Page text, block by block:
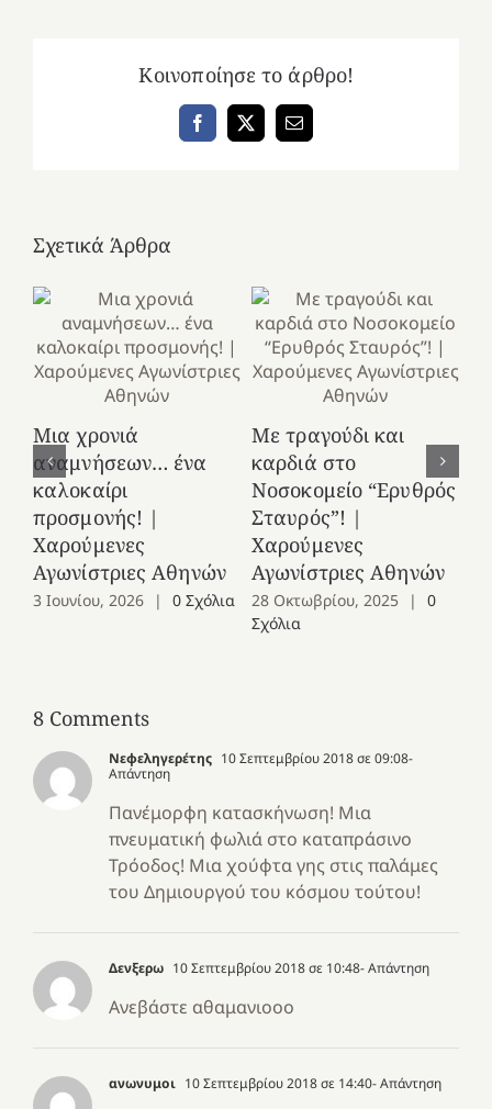
Κοινοποίησε το άρθρο!
Facebook
X Email
Σχετικά Άρθρα
Μια χρονιά
αναμνήσεων… ένα
καλοκαίρι
προσμονής! |
Χαρούμενες
Αγωνίστριες Αθηνών
3 Ιουνίου, 2026 | 0 Σχόλια
Με τραγούδι και
καρδιά στο
Νοσοκομείο “Ερυθρός
Σταυρός”! |
Χαρούμενες
Αγωνίστριες Αθηνών
28 Οκτωβρίου, 2025 |
0
Σχόλια
8 Comments
Νεφεληγερέτης 10 Σεπτεμβρίου 2018 σε 09:08-
Απάντηση
Πανέμορφη κατασκήνωση! Μια
πνευματική φωλιά στο καταπράσινο
Τρόοδος! Μια χούφτα γης στις παλάμες
του Δημιουργού του κόσμου τούτου!
Δενξερω 10 Σεπτεμβρίου 2018 σε 10:48- Απάντηση
Ανεβάστε αθαμανιοοο
ανωνυμοι 10 Σεπτεμβρίου 2018 σε 14:40- Απάντηση